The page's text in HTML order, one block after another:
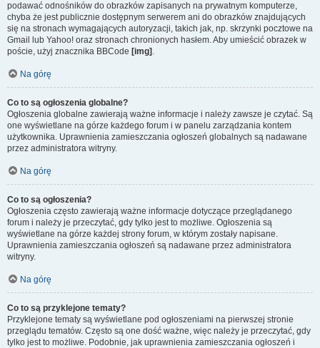
podawać odnośników do obrazków zapisanych na prywatnym komputerze,
chyba że jest publicznie dostępnym serwerem ani do obrazków znajdujących
się na stronach wymagających autoryzacji, takich jak, np. skrzynki pocztowe na
Gmail lub Yahoo! oraz stronach chronionych hasłem. Aby umieścić obrazek w
poście, użyj znacznika BBCode [img] .
Na górę
Co to są ogłoszenia globalne?
Ogłoszenia globalne zawierają ważne informacje i należy zawsze je czytać. Są
one wyświetlane na górze każdego forum i w panelu zarządzania kontem
użytkownika. Uprawnienia zamieszczania ogłoszeń globalnych są nadawane
przez administratora witryny.
Na górę
Co to są ogłoszenia?
Ogłoszenia często zawierają ważne informacje dotyczące przeglądanego
forum i należy je przeczytać, gdy tylko jest to możliwe. Ogłoszenia są
wyświetlane na górze każdej strony forum, w którym zostały napisane.
Uprawnienia zamieszczania ogłoszeń są nadawane przez administratora
witryny.
Na górę
Co to są przyklejone tematy?
Przyklejone tematy są wyświetlane pod ogłoszeniami na pierwszej stronie
przeglądu tematów. Często są one dość ważne, więc należy je przeczytać, gdy
tylko jest to możliwe. Podobnie, jak uprawnienia zamieszczania ogłoszeń i